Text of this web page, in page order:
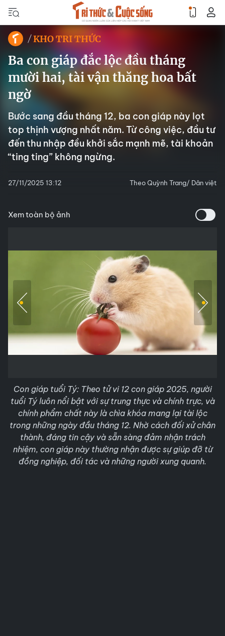
KHO TRI THỨC
Ba con giáp đắc lộc đầu tháng
mười hai, tài vận thăng hoa bất
ngờ
Bước sang đầu tháng 12, ba con giáp này lọt
top thịnh vượng nhất năm. Từ công việc, đầu tư
đến thu nhập đều khởi sắc mạnh mẽ, tài khoản
“ting ting” không ngừng.
27/11/2025 13:12 Theo Quỳnh Trang/ Dân việt
Xem toàn bộ ảnh
Con giáp tuổi Tý: Theo tử vi 12 con giáp 2025, người
tuổi Tý luôn nổi bật với sự trung thực và chính trực, và
chính phẩm chất này là chìa khóa mang lại tài lộc
trong những ngày đầu tháng 12. Nhờ cách đối xử chân
thành, đáng tin cậy và sẵn sàng đảm nhận trách
nhiệm, con giáp này thường nhận được sự giúp đỡ từ
đồng nghiệp, đối tác và những người xung quanh.